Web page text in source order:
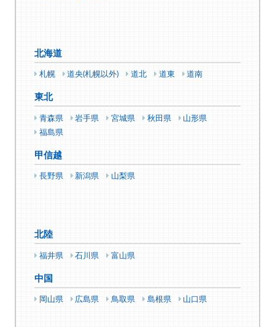
北海道
札幌 道央(札幌以外) 道北 道東 道南
東北
青森県 岩手県 宮城県 秋田県
山形県
福島県
甲信越
長野県 新潟県 山梨県
北陸
福井県 石川県 富山県
中国
岡山県 広島県 鳥取県 島根県 山口県